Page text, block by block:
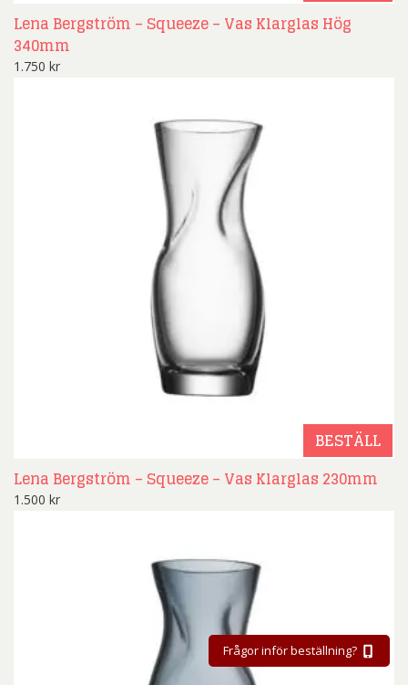
Lena Bergström – Squeeze – Vas Klarglas Hög
340mm
1.750 kr
BESTÄLL
Lena Bergström – Squeeze – Vas Klarglas 230mm
1.500 kr
Frågor inför beställning?